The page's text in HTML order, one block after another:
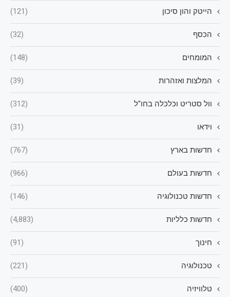
הייטק והון סיכון (121)
הכסף (32)
המומחים (148)
המלצות ואזהרות (39)
וול סטריט וכלכלה בחו"ל (312)
וידאו (31)
חדשות בארץ (767)
חדשות בעולם (966)
חדשות טכנולוגיה (146)
חדשות כלליות (4,883)
חינוך (91)
טכנולוגיה (221)
טלוויזיה (400)